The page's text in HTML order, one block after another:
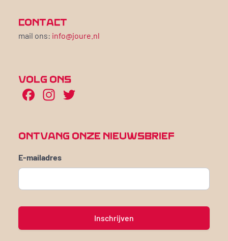
CONTACT
mail ons: info@joure.nl
VOLG ONS
Facebook
Instagram
ONTVANG ONZE NIEUWSBRIEF
E-mailadres